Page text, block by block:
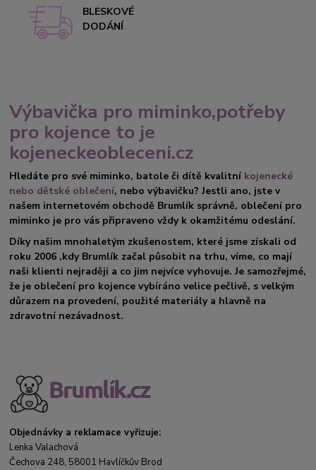
BLESKOVÉ
DODÁNÍ
Výbavička pro miminko,potřeby
pro kojence to je
kojeneckeobleceni.cz
Hledáte pro své miminko, batole či dítě kvalitní kojenecké
nebo dětské oblečení, nebo výbavičku? Jestli ano, jste v
našem internetovém obchodě Brumlík správně, oblečení pro
miminko je pro vás připraveno vždy k okamžitému odeslání.
Díky našim mnohaletým zkušenostem, které jsme získali od
roku 2006 ,kdy Brumlík začal působit na trhu, víme, co mají
naši klienti nejraději a co jim nejvíce vyhovuje. Je samozřejmé,
že je oblečení pro kojence vybíráno velice pečlivě, s velkým
důrazem na provedení, použité materiály a hlavně na
zdravotní nezávadnost.
Objednávky a reklamace vyřizuje:
Lenka Valachová
Čechova 248, 58001 Havlíčkův Brod